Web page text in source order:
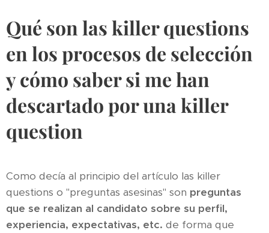
Qué son las killer questions
en los procesos de selección
y cómo saber si me han
descartado por una killer
question
Como decía al principio del artículo las killer
questions o "preguntas asesinas" son preguntas
que se realizan al candidato sobre su perfil,
experiencia, expectativas, etc. de forma que